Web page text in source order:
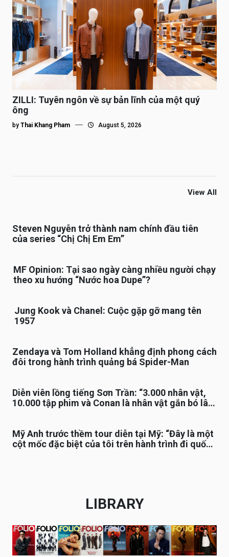
ZILLI: Tuyên ngôn về sự bản lĩnh của một quý
ông
by Thai Khang Pham August 5, 2026
View All
Steven Nguyễn trở thành nam chính đầu tiên
của series “Chị Chị Em Em”
MF Opinion: Tại sao ngày càng nhiều người chạy
theo xu hướng “Nước hoa Dupe”?
Jung Kook và Chanel: Cuộc gặp gỡ mang tên
1957
Zendaya và Tom Holland khẳng định phong cách
đôi trong hành trình quảng bá Spider-Man
Diễn viên lồng tiếng Sơn Trần: “3.000 nhân vật,
10.000 tập phim và Conan là nhân vật gắn bó lâu
Mỹ Anh trước thềm tour diễn tại Mỹ: “Đây là một
cột mốc đặc biệt của tôi trên hành trình đi quốc
LIBRARY